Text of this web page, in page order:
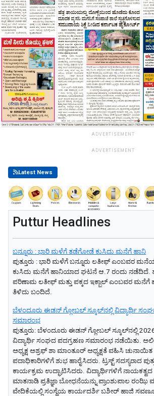
ADVERTISEMENT
ADVERTISEMENT
Latest News
Puttur Headlines
ಬನ್ನೂರು : ಭಾರಿ ಮಳೆಗೆ ತಡೆಗೋಡೆ ಕುಸಿದು ಮನೆಗೆ ಹಾನಿ
ಪುತ್ತೂರು : ಭಾರಿ ಮಳೆಗೆ ಬನ್ನೂರು ಲತೀಫ್ ಎಂಬವರ
ಕುಸಿದು ಮನೆಗೆ ಹಾನಿಯಾದ ಘಟನೆ ಆ.7 ರಂದು ನಡೆದಿದೆ.
ಪರಿಣಾಮ ಲತೀಫ್ ಮತ್ತು ಪಕ್ಕದ ಇಕ್ಬಾಲ್ ಎಂಬವರ ಮನೆಗೆ
ತಿಳಿದು ಬಂದಿದೆ.
ಬೆಳಂದೂರು ಈಡನ್ ಗ್ಲೋಬಲ್ ಸ್ಕೂಲ್‌ನಲ್ಲಿ ವಿದ್ಯಾರ್ಥಿ
ಸಮಾರಂಭ
ಪುತ್ತೂರು: ಬೆಳಂದೂರು ಈಡನ್ ಗ್ಲೋಬಲ್ ಸ್ಕೂಲ್‌ನಲ್ಲಿ
ವಿದ್ಯಾರ್ಥಿ ಸಂಘದ ಪದಗ್ರಹಣ ಸಮಾರಂಭ ನಡೆಯಿತು.
ಅಧ್ಯಕ್ಷ ಅಶ್ರಫ್ ಶಾ ಮಾಂತೂರ್ ಅಧ್ಯಕ್ಷತೆ ವಹಿಸಿ ಚುನಾಯಿತ
ಪದಾಧಿಕಾರಿಗಳಿಗೆ ಶುಭ ಹಾರೈಸಿದರು. ಟ್ರಸ್ಟ್ ಸದಸ್ಯರಾದ
ಕಾರ್ಯಕ್ರಮ ಉದ್ಘಾಟಿಸಿದರು. ವಿದ್ಯಾರ್ಥಿಗಳಿಗೆ ನಾಯಕತ್ವದ
ಮಾತನಾಡಿ ಪ್ರತಿಜ್ಞಾ ಬೋಧನೆಯನ್ನು ಪ್ರಾಂಶುಪಾಲ
ವೇದಿಕೆಯಲ್ಲಿ ಸಂಸ್ಥೆಯ ಕಾರ್ಯದರ್ಶಿ ಬಶೀರ್ ಹಾಜಿ